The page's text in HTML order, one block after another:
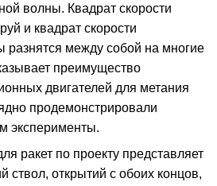
волны. Квадрат скорости
и квадрат скорости
разнятся между собой на многие
преимущество
двигателей для метания
продемонстрировали
эксперименты.
ракет по проекту представляет
ствол, открытий с обоих концов,